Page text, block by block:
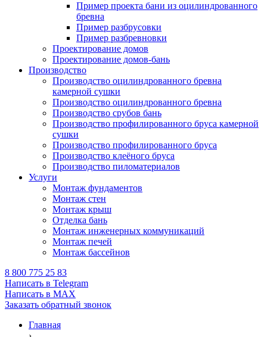
Пример проекта бани из оцилиндрованного
бревна
Пример разбрусовки
Пример разбревновки
Проектирование домов
Проектирование домов-бань
Производство
Производство оцилиндрованного бревна
камерной сушки
Производство оцилиндрованного бревна
Производство срубов бань
Производство профилированного бруса камерной
сушки
Производство профилированного бруса
Производство клеёного бруса
Производство пиломатериалов
Услуги
Монтаж фундаментов
Монтаж стен
Монтаж крыш
Отделка бань
Монтаж инженерных коммуникаций
Монтаж печей
Монтаж бассейнов
8 800 775 25 83
Написать в Telegram
Написать в MAX
Заказать обратный звонок
Главная